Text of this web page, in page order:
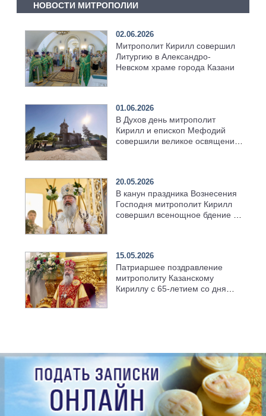
НОВОСТИ МИТРОПОЛИИ
02.06.2026
Митрополит Кирилл совершил
Литургию в Александро-
Невском храме города Казани
01.06.2026
В Духов день митрополит
Кирилл и епископ Мефодий
совершили великое освящение
20.05.2026
В канун праздника Вознесения
Господня митрополит Кирилл
совершил всенощное бдение в
15.05.2026
Патриаршее поздравление
митрополиту Казанскому
Кириллу с 65-летием со дня